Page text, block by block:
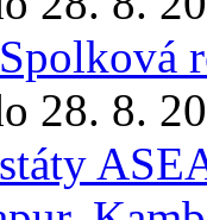
Spolková
28. 8.
státy